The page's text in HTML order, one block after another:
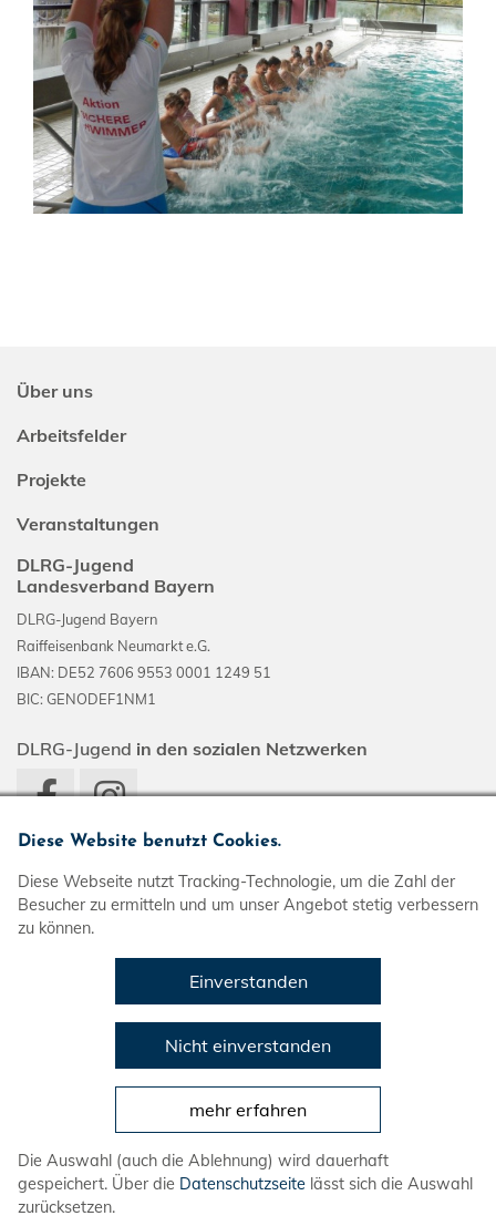
Diese Website benutzt Cookies.
Diese Webseite nutzt Tracking-Technologie, um die Zahl der
Besucher zu ermitteln und um unser Angebot stetig verbessern
zu können.
Einverstanden
Nicht einverstanden
mehr erfahren
Die Auswahl (auch die Ablehnung) wird dauerhaft
gespeichert. Über die Datenschutzseite lässt sich die Auswahl
zurücksetzen.
Über uns
Arbeitsfelder
Projekte
Veranstaltungen
DLRG-Jugend
Landesverband Bayern
DLRG-Jugend Bayern
Raiffeisenbank Neumarkt e.G.
IBAN: DE52 7606 9553 0001 1249 51
BIC: GENODEF1NM1
DLRG-Jugend in den sozialen Netzwerken
Landesverband Bayern e.V.